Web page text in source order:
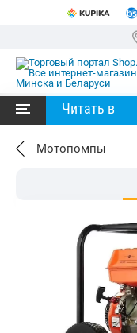
Читать в
Мотопомпы